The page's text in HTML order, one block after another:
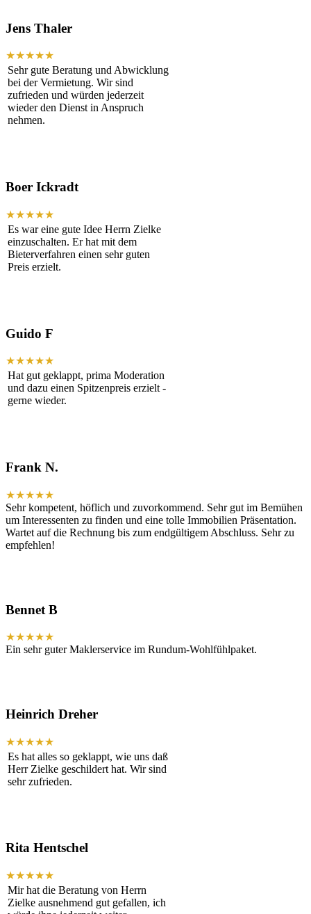
Jens Thaler
★★★★★
Sehr gute Beratung und Abwicklung
bei der Vermietung. Wir sind
zufrieden und würden jederzeit
wieder den Dienst in Anspruch
nehmen.
Boer Ickradt
★★★★★
Es war eine gute Idee Herrn Zielke
einzuschalten. Er hat mit dem
Bieterverfahren einen sehr guten
Preis erzielt.
Guido F
★★★★★
Hat gut geklappt, prima Moderation
und dazu einen Spitzenpreis erzielt -
gerne wieder.
Frank N.
★★★★★
Sehr kompetent, höflich und zuvorkommend. Sehr gut im Bemühen
um Interessenten zu finden und eine tolle Immobilien Präsentation.
Wartet auf die Rechnung bis zum endgültigem Abschluss. Sehr zu
empfehlen!
Bennet B
★★★★★
Ein sehr guter Maklerservice im Rundum-Wohlfühlpaket.
Heinrich Dreher
★★★★★
Es hat alles so geklappt, wie uns daß
Herr Zielke geschildert hat. Wir sind
sehr zufrieden.
Rita Hentschel
★★★★★
Mir hat die Beratung von Herrn
Zielke ausnehmend gut gefallen, ich